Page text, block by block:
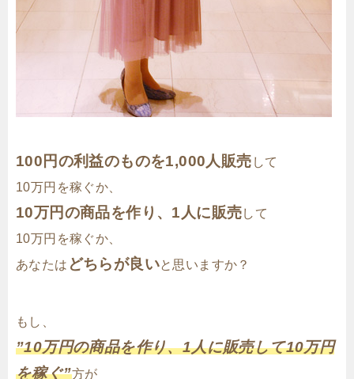
100円の利益のものを1,000人販売 して
10万円を稼ぐか、
10万円の商品を作り、1人に販売して
10万円を稼ぐか、
あなたは どちらが良いと思いますか？
もし、
”10万円の商品を作り、1人に販売して10万円
を稼ぐ”方が